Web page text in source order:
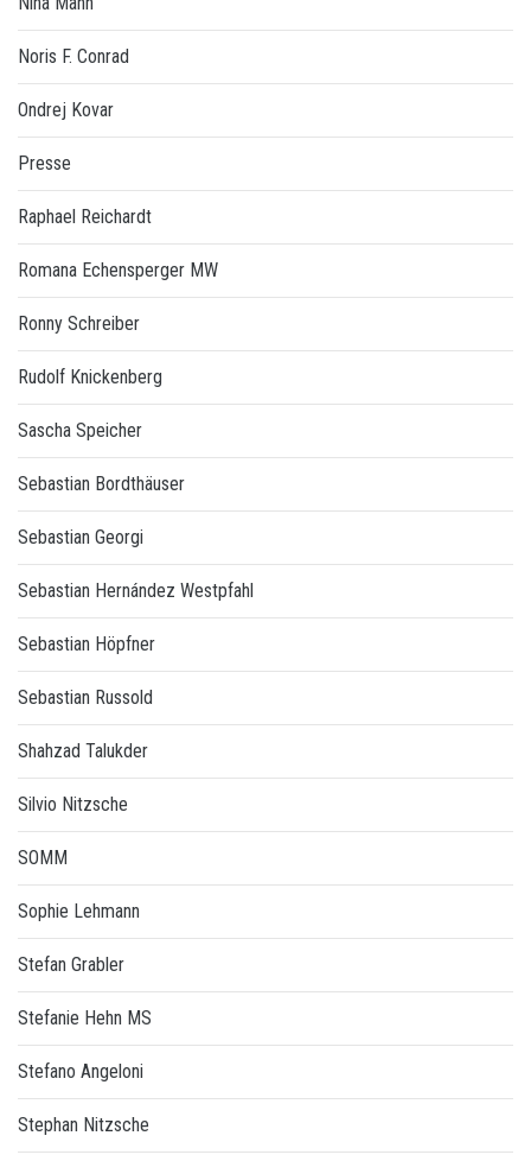
Noris F. Conrad
Ondrej Kovar
Presse
Raphael Reichardt
Romana Echensperger MW
Ronny Schreiber
Rudolf Knickenberg
Sascha Speicher
Sebastian Bordthäuser
Sebastian Georgi
Sebastian Hernández Westpfahl
Sebastian Höpfner
Sebastian Russold
Shahzad Talukder
Silvio Nitzsche
SOMM
Sophie Lehmann
Stefan Grabler
Stefanie Hehn MS
Stefano Angeloni
Stephan Nitzsche